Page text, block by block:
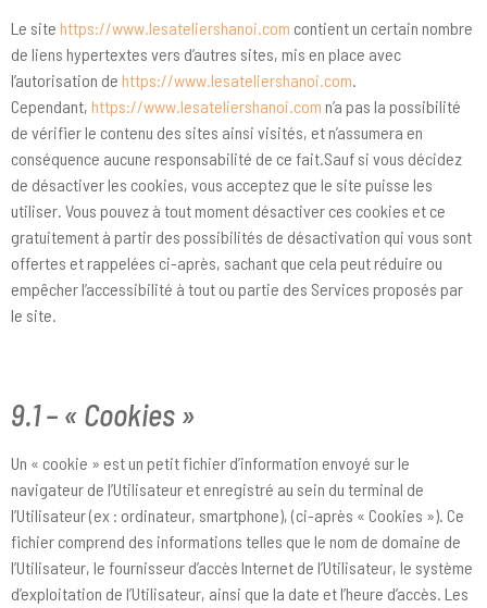
Le site https://www.lesateliershanoi.com contient un certain nombre
de liens hypertextes vers d’autres sites, mis en place avec
l’autorisation de https://www.lesateliershanoi.com.
Cependant, https://www.lesateliershanoi.com n’a pas la possibilité
de vérifier le contenu des sites ainsi visités, et n’assumera en
conséquence aucune responsabilité de ce fait.Sauf si vous décidez
de désactiver les cookies, vous acceptez que le site puisse les
utiliser. Vous pouvez à tout moment désactiver ces cookies et ce
gratuitement à partir des possibilités de désactivation qui vous sont
offertes et rappelées ci-après, sachant que cela peut réduire ou
empêcher l’accessibilité à tout ou partie des Services proposés par
le site.
9.1 – « Cookies »
Un « cookie » est un petit fichier d’information envoyé sur le
navigateur de l’Utilisateur et enregistré au sein du terminal de
l’Utilisateur (ex : ordinateur, smartphone), (ci-après « Cookies »). Ce
fichier comprend des informations telles que le nom de domaine de
l’Utilisateur, le fournisseur d’accès Internet de l’Utilisateur, le système
d’exploitation de l’Utilisateur, ainsi que la date et l’heure d’accès. Les